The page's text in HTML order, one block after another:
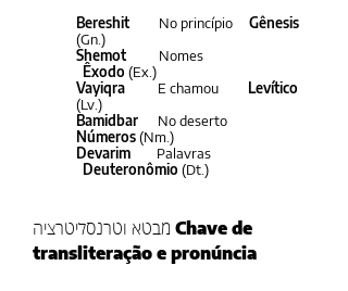
Bereshit No princípio
Gênesis
(Gn.)
Shemot Nomes
Êxodo (Ex.)
Vayiqra E chamou
Levítico
(Lv.)
Bamidbar No deserto
Números(Nm.)
Devarim Palavras
Deuteronômio (Dt.)
מבטא וטרנסליטרציה Chave de
transliteração e pronúncia